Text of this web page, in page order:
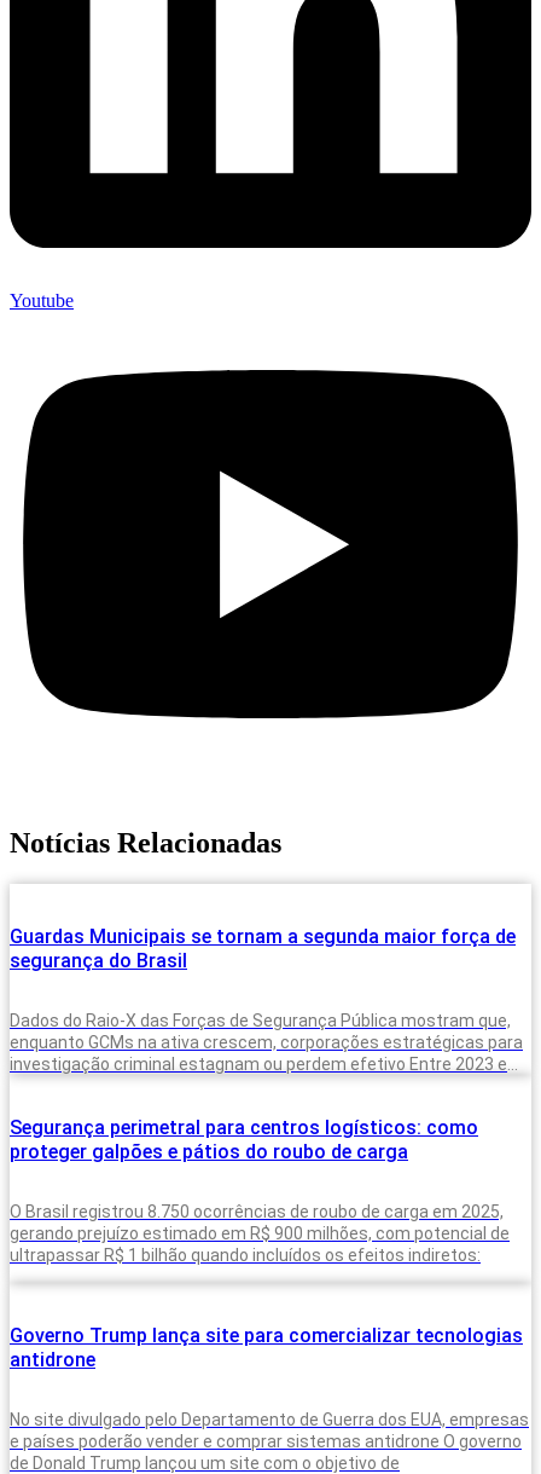
Youtube
Notícias Relacionadas
Guardas Municipais se tornam a segunda maior força de
segurança do Brasil
Dados do Raio-X das Forças de Segurança Pública mostram que,
enquanto GCMs na ativa crescem, corporações estratégicas para
investigação criminal estagnam ou perdem efetivo Entre 2023 e
Segurança perimetral para centros logísticos: como
proteger galpões e pátios do roubo de carga
O Brasil registrou 8.750 ocorrências de roubo de carga em 2025,
gerando prejuízo estimado em R$ 900 milhões, com potencial de
ultrapassar R$ 1 bilhão quando incluídos os efeitos indiretos:
Governo Trump lança site para comercializar tecnologias
antidrone
No site divulgado pelo Departamento de Guerra dos EUA, empresas
e países poderão vender e comprar sistemas antidrone O governo
de Donald Trump lançou um site com o objetivo de